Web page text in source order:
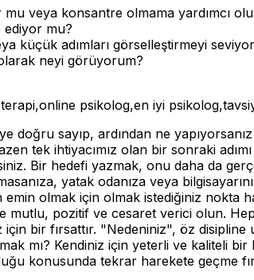
mu veya konsantre olmama yardımcı
ediyor mu?
küçük adımları görselleştirmeyi
neyi görüyorum?
psikolog,en iyi
doğru sayıp, ardından ne
tek ihtiyacımız olan bir sonraki
Bir hedefi yazmak, onu daha da
yatak odanıza veya
olmak için olmak istediğiniz nokta
mutlu, pozitif ve cesaret verici olun.
bir fırsattır. "Nedeniniz", öz
mı? Kendiniz için yeterli ve kaliteli
konusunda tekrar harekete geçme